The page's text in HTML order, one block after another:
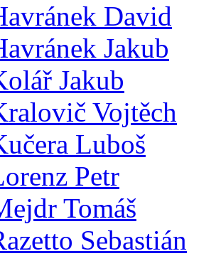
David
Jakub
Jakub
Vojtěch
Luboš
Petr
Tomáš
Sebastián